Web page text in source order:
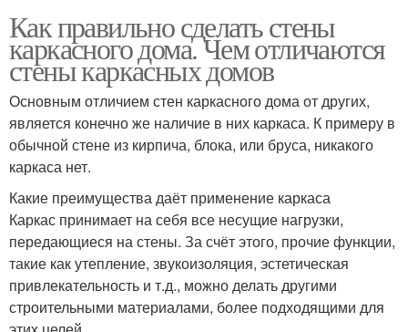
Как правильно сделать стены
каркасного дома. Чем отличаются
стены каркасных домов
Основным отличием стен каркасного дома от других,
является конечно же наличие в них каркаса. К примеру в
обычной стене из кирпича, блока, или бруса, никакого
каркаса нет.
Какие преимущества даёт применение каркаса
Каркас принимает на себя все несущие нагрузки,
передающиеся на стены. За счёт этого, прочие функции,
такие как утепление, звукоизоляция, эстетическая
привлекательность и т.д., можно делать другими
строительными материалами, более подходящими для